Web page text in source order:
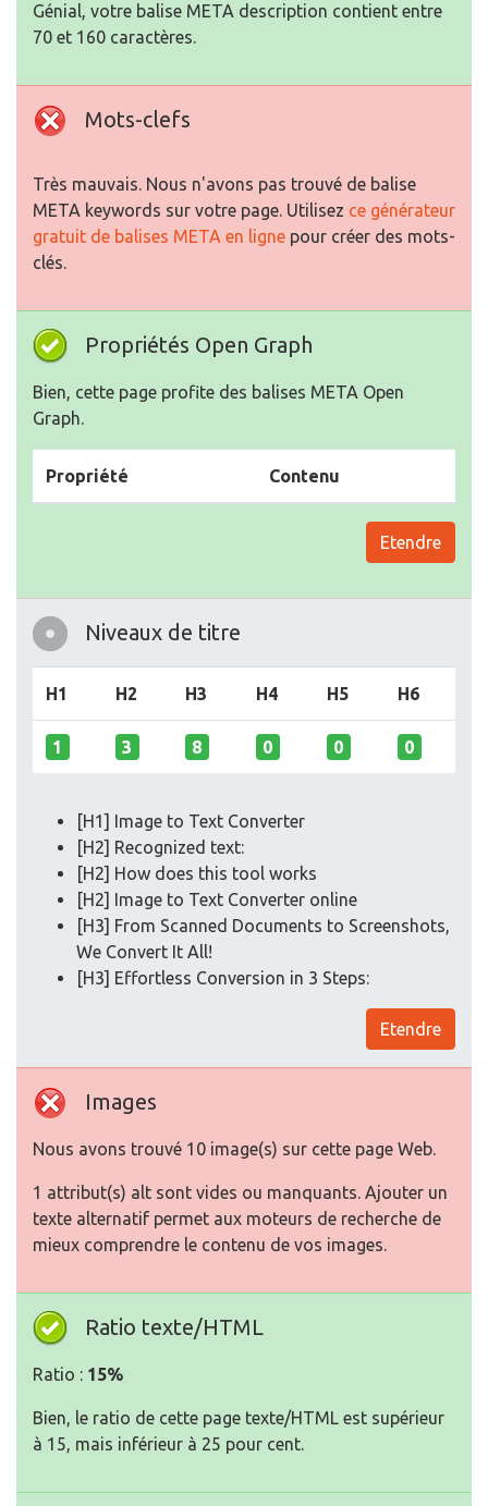
Génial, votre balise META description contient entre
70 et 160 caractères.
Mots-clefs
Très mauvais. Nous n'avons pas trouvé de balise
META keywords sur votre page. Utilisez ce générateur
gratuit de balises META en ligne pour créer des mots-
clés.
Propriétés Open Graph
Bien, cette page profite des balises META Open
Graph.
Propriété Contenu
Etendre
Niveaux de titre
H1 H2 H3 H4 H5 H6
1 3 8 0 0 0
[H1] Image to Text Converter
[H2] Recognized text:
[H2] How does this tool works
[H2] Image to Text Converter online
[H3] From Scanned Documents to Screenshots,
We Convert It All!
[H3] Effortless Conversion in 3 Steps:
Etendre
Images
Nous avons trouvé 10 image(s) sur cette page Web.
1 attribut(s) alt sont vides ou manquants. Ajouter un
texte alternatif permet aux moteurs de recherche de
mieux comprendre le contenu de vos images.
Ratio texte/HTML
Ratio : 15%
Bien, le ratio de cette page texte/HTML est supérieur
à 15, mais inférieur à 25 pour cent.